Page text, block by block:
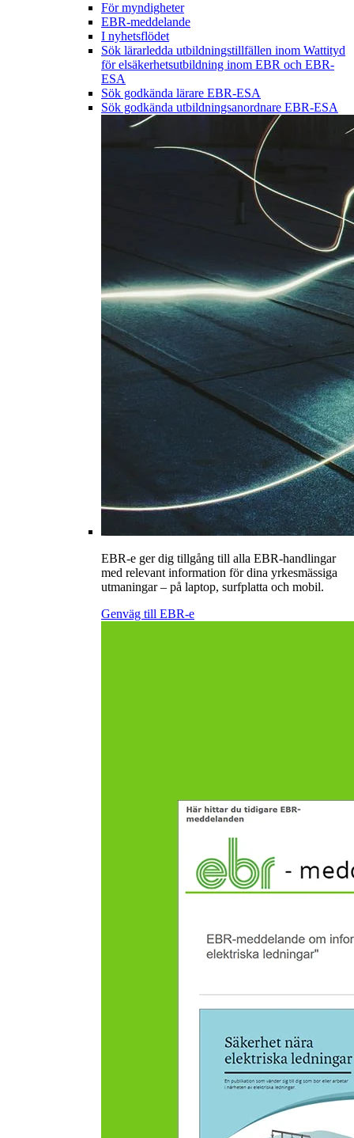
För myndigheter
EBR-meddelande
I nyhetsflödet
Sök lärarledda utbildningstillfällen inom Wattityd
för elsäkerhetsutbildning inom EBR och EBR-
ESA
Sök godkända lärare EBR-ESA
Sök godkända utbildningsanordnare EBR-ESA
EBR-e ger dig tillgång till alla EBR-handlingar
med relevant information för dina yrkesmässiga
utmaningar – på laptop, surfplatta och mobil.
Genväg till EBR-e